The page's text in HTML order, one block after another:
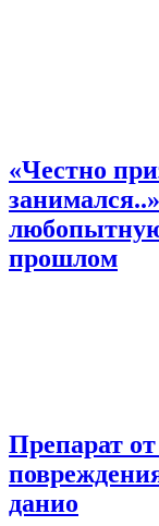
«Честно
прошлом
Препарат от
данио